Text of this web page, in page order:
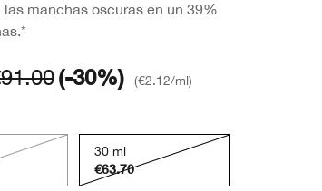
manchas oscuras en un 39%
(-30%) €2.12/ml
30 ml
€63.70